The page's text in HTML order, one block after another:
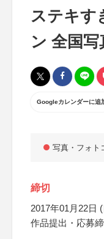
ステキす
ン 全国
Googleカレンダーに追
写真・フォト
締切
2017年01月22日
作品提出・応募